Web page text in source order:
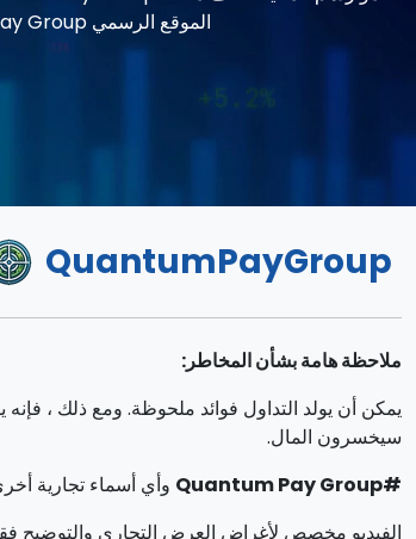
الموقع الرسمي Quantum Pay Group وتطبيق Quantum Pay Group البديهي ، والحصول على جوائز من العديد من مراجعات Quantum Pay Group.
QuantumPayGroup
ملاحظة هامة بشأن المخاطر:
سيخسرون المال.
#Quantum Pay Group
وأي أسماء تجارية
الفيديو مخصص لأغراض العرض التجاري والتوضيح